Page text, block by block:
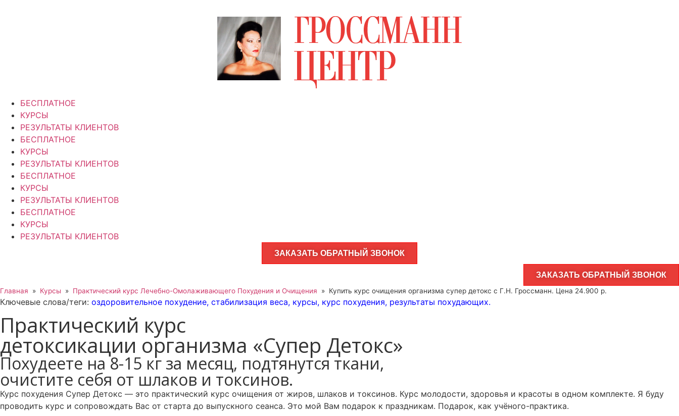
БЕСПЛАТНОЕ
КУРСЫ
РЕЗУЛЬТАТЫ КЛИЕНТОВ
БЕСПЛАТНОЕ
КУРСЫ
РЕЗУЛЬТАТЫ КЛИЕНТОВ
БЕСПЛАТНОЕ
КУРСЫ
РЕЗУЛЬТАТЫ КЛИЕНТОВ
БЕСПЛАТНОЕ
КУРСЫ
РЕЗУЛЬТАТЫ КЛИЕНТОВ
ЗАКАЗАТЬ ОБРАТНЫЙ ЗВОНОК
ЗАКАЗАТЬ ОБРАТНЫЙ ЗВОНОК
Главная » Курсы » Практический курс Лечебно-Омолаживающего Похудения и Очищения » Купить курс очищения организма супер детокс с Г.Н. Гроссманн. Цена 24.900 р.
Ключевые слова/теги: оздоровительное похудение, стабилизация веса, курсы, курс похудения, результаты похудающих.
Практический курс
детоксикации организма «Супер Детокс»
Похудеете на 8-15 кг за месяц, подтянутся ткани,
очистите себя от шлаков и токсинов.
Курс похудения Супер Детокс — это практический курс очищения от жиров, шлаков и токсинов. Курс молодости, здоровья и красоты в одном комплекте. Я буду
проводить курс и сопровождать Вас от старта до выпускного сеанса. Это мой Вам подарок к праздникам. Подарок, как учёного-практика.